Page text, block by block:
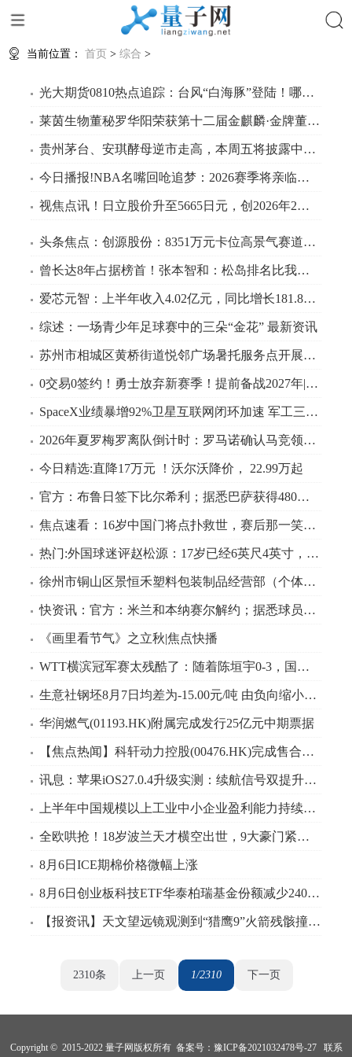
当前位置： 首页 > 综合 >
光大期货0810热点追踪：台风“白海豚”登陆！哪些品种会受影响？ 焦点速递
莱茵生物董秘罗华阳荣获第十二届金麒麟·金牌董秘荣誉 当前热点
贵州茅台、安琪酵母逆市走高，本周五将披露中报业绩，食品饮料ETF华夏（515170）成交额位居同类第一 每日时讯
今日播报!NBA名嘴回呛追梦：2026赛季将亲临更衣室，谁怕谁？
视焦点讯！日立股价升至5665日元，创2026年2月以来新高
头条焦点：创源股份：8351万元卡位高景气赛道，并购酷乐潮玩完善IP产业生态
曾长达8年占据榜首！张本智和：松岛排名比我高，但我才是日本第1
爱芯元智：上半年收入4.02亿元，同比增长181.80% 今日要闻
综述：一场青少年足球赛中的三朵“金花” 最新资讯
苏州市相城区黄桥街道悦邻广场暑托服务点开展规则意识主题品格课 快播
0交易0签约！勇士放弃新赛季！提前备战2027年|焦点观察
SpaceX业绩暴增92%卫星互联网闭环加速 军工三轮驱动打开成长空间_焦点报道
2026年夏罗梅罗离队倒计时：罗马诺确认马竞领跑，阿森纳只是烟雾弹？ 焦点快看
今日精选:直降17万元 ！沃尔沃降价， 22.99万起
官方：布鲁日签下比尔希利；据悉巴萨获得480万欧二转分成|观热点
焦点速看：16岁中国门将点扑救世，赛后那一笑看呆众人
热门:外国球迷评赵松源：17岁已经6英尺4英寸，他就是中国版哈兰德！
徐州市铜山区景恒禾塑料包装制品经营部（个体工商户）成立 注册资本5万人民币 报资讯
快资讯：官方：米兰和本纳赛尔解约；据悉球员将加盟加拉法体育
《画里看节气》之立秋|焦点快播
WTT横滨冠军赛太残酷了：随着陈垣宇0-3，国乒男单军团全军覆没|最新消息
生意社钢坯8月7日均差为-15.00元/吨 由负向缩小重新扩大
华润燃气(01193.HK)附属完成发行25亿元中期票据
【焦点热闻】科轩动力控股(00476.HK)完成售合共3100万股
讯息：苹果iOS27.0.4升级实测：续航信号双提升，这几类用户建议升
上半年中国规模以上工业中小企业盈利能力持续增强
全欧哄抢！18岁波兰天才横空出世，9大豪门紧盯波尔图妖星 今日聚焦
8月6日ICE期棉价格微幅上涨
8月6日创业板科技ETF华泰柏瑞基金份额减少240万份，重仓股中际旭创、宁德时代、三环集团
【报资讯】天文望远镜观测到“猎鹰9”火箭残骸撞击月球迹象
2310条 上一页 1/2310 下一页
Copyright © 2015-2022 量子网版权所有 备案号： 豫ICP备2021032478号-27联系